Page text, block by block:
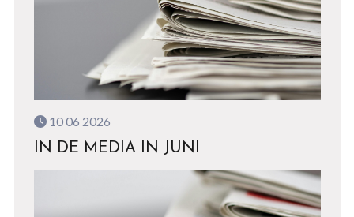
10 06 2026
IN DE MEDIA IN JUNI